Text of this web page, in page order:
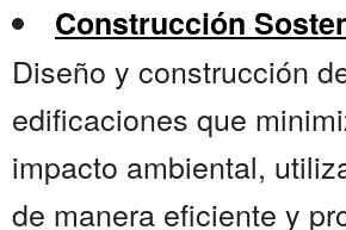
Construcción
Diseño y construcción
edificaciones que
impacto ambiental,
de manera eficiente y